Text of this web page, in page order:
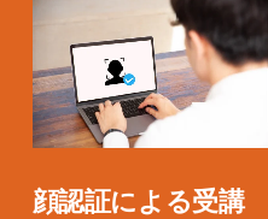
顔認証による受講